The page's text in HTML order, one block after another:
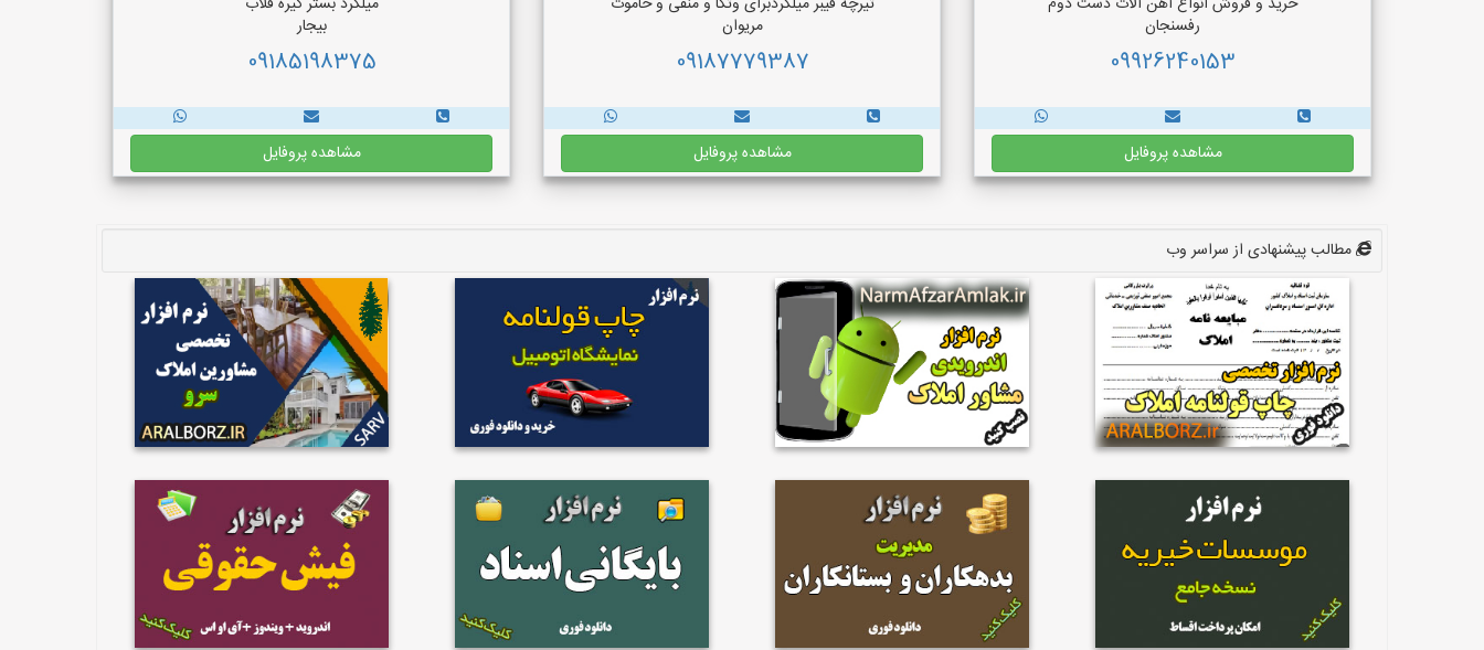
رفسنجان
09926240153
مشاهده پروفایل
مریوان
09187779387
مشاهده پروفایل
بیجار
09185198375
مشاهده پروفایل
مطالب پیشنهادی از سراسر وب